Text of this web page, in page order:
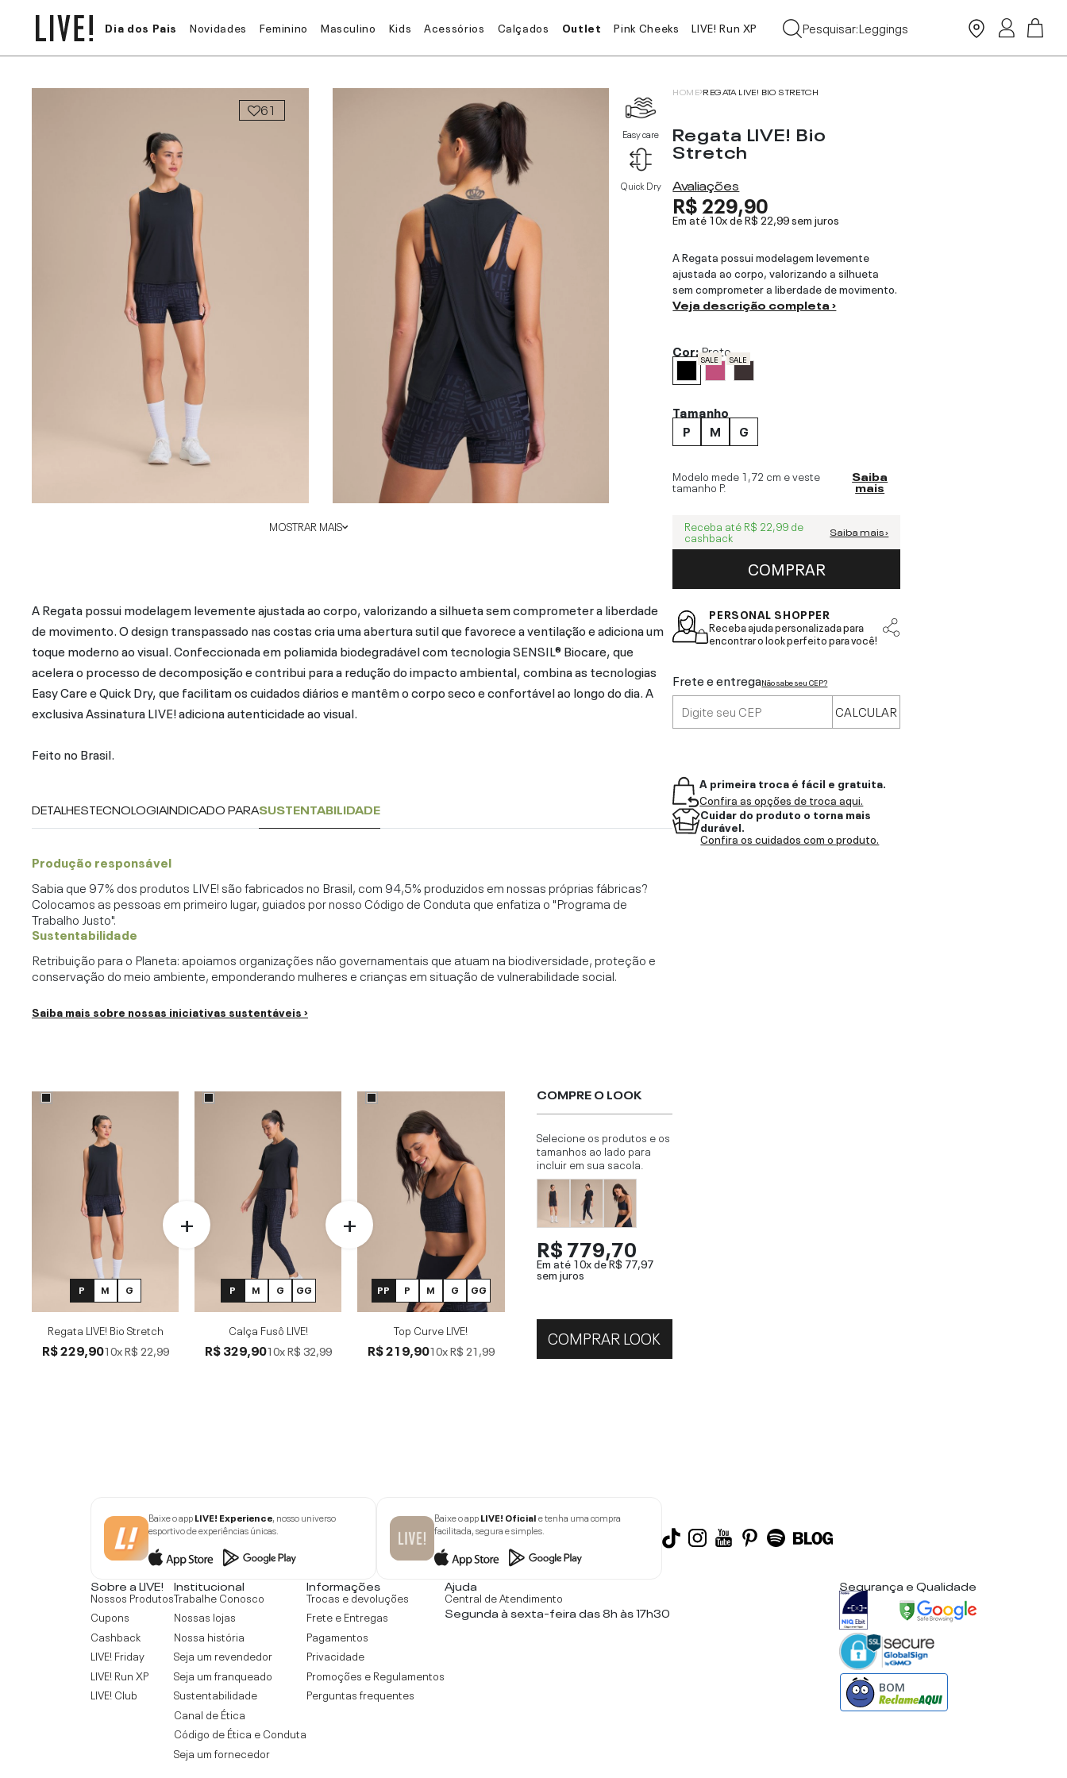
Dia dos Pais Novidades Feminino Masculino Kids Acessórios Calçados Outlet Pink Cheeks LIVE! Run XP
Pesquisar:Leggings
61
MOSTRAR MAIS
Easy care
Quick Dry
A Regata possui modelagem levemente ajustada ao corpo, valorizando a silhueta sem comprometer a liberdade
de movimento. O design transpassado nas costas cria uma abertura sutil que favorece a ventilação e adiciona um
toque moderno ao visual. Confeccionada em poliamida biodegradável com tecnologia SENSIL® Biocare, que
acelera o processo de decomposição e contribui para a redução do impacto ambiental, combina as tecnologias
Easy Care e Quick Dry, que facilitam os cuidados diários e mantêm o corpo seco e confortável ao longo do dia. A
exclusiva Assinatura LIVE! adiciona autenticidade ao visual.
Feito no Brasil.
DETALHESTECNOLOGIAINDICADO PARASUSTENTABILIDADE
Produção responsável
Sabia que 97% dos produtos LIVE! são fabricados no Brasil, com 94,5% produzidos em nossas próprias fábricas?
Colocamos as pessoas em primeiro lugar, guiados por nosso Código de Conduta que enfatiza o "Programa de
Trabalho Justo".
Sustentabilidade
Retribuição para o Planeta: apoiamos organizações não governamentais que atuam na biodiversidade, proteção e
conservação do meio ambiente, emponderando mulheres e crianças em situação de vulnerabilidade social.
Saiba mais sobre nossas iniciativas sustentáveis ›
P M G
Regata LIVE! Bio Stretch
R$ 229,9010xR$ 22,99
P M G GG
Calça Fusô LIVE!
R$ 329,9010xR$ 32,99
PP P M G GG
Top Curve LIVE!
R$ 219,9010xR$ 21,99
COMPRE O LOOK
Selecione os produtos e os
tamanhos ao lado para
incluir em sua sacola.
R$ 779,70
Em até 10x deR$ 77,97
sem juros
COMPRAR LOOK
HOME REGATA LIVE! BIO STRETCH
Regata LIVE! Bio
Stretch
Avaliações
R$ 229,90
Em até 10x deR$ 22,99sem juros
A Regata possui modelagem levemente
ajustada ao corpo, valorizando a silhueta
sem comprometer a liberdade de movimento.
Veja descrição completa ›
Cor:Preto
SALE SALE
Tamanho
P
M G
Modelo mede 1,72 cm e veste
tamanho P.
Saiba
mais
Receba até R$ 22,99 de
cashback Saiba mais ›
COMPRAR
PERSONAL SHOPPER
Receba ajuda personalizada para
encontrar o look perfeito para você!
Frete e entregaNão sabe seu CEP?
CALCULAR
A primeira troca é fácil e gratuita.
Confira as opções de troca aqui.
Cuidar do produto o torna mais
durável.
Confira os cuidados com o produto.
Baixe o appLIVE! Experience, nosso universo
esportivo de experiências únicas.
Baixe o appLIVE! Oficiale tenha uma compra
facilitada, segura e simples.
Sobre a LIVE!
Nossos Produtos
Cupons
Cashback
LIVE! Friday
LIVE! Run XP
LIVE! Club
Institucional
Trabalhe Conosco
Nossas lojas
Nossa história
Seja um revendedor
Seja um franqueado
Sustentabilidade
Canal de Ética
Código de Ética e Conduta
Seja um fornecedor
Informações
Trocas e devoluções
Frete e Entregas
Pagamentos
Privacidade
Promoções e Regulamentos
Perguntas frequentes
Ajuda
Central de Atendimento
Segunda à sexta-feira das 8h às 17h30
Segurança e Qualidade
BOM